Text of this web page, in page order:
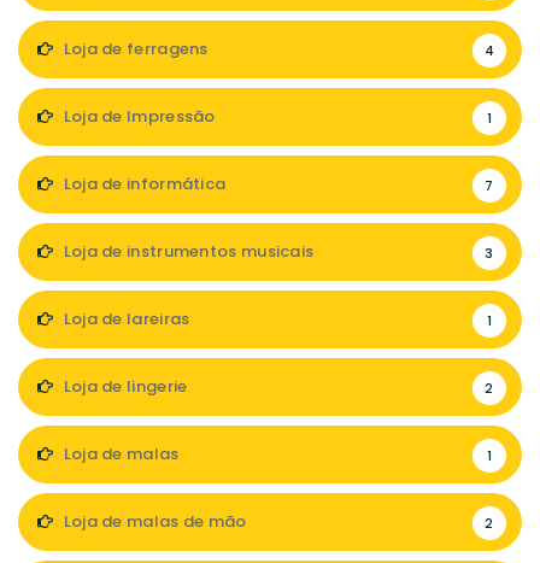
Loja de ferragens 4
Loja de Impressão 1
Loja de informática 7
Loja de instrumentos musicais 3
Loja de lareiras 1
Loja de lingerie 2
Loja de malas 1
Loja de malas de mão 2